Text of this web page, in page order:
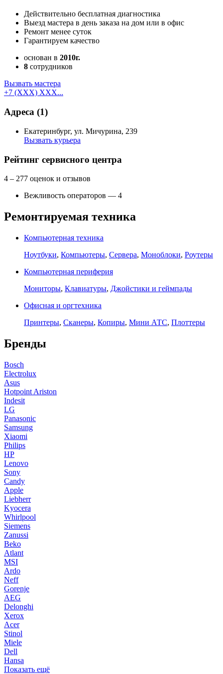
Действительно бесплатная диагностика
Выезд мастера в день заказа на дом или в офис
Ремонт менее суток
Гарантируем качество
основан в 2010г.
8 сотрудников
Вызвать мастера
+7 (XXX) XXX...
Адреса (1)
Екатеринбург, ул. Мичурина, 239
Вызвать курьера
Как добраться API Карт
Рейтинг сервисного центра
4 – 277 оценок и отзывов
Вежливость операторов — 4
Ремонтируемая техника
Компьютерная техника
Ноутбуки, Компьютеры, Сервера, Моноблоки, Роутеры
Компьютерная периферия
Мониторы, Клавиатуры, Джойстики и геймпады
Офисная и оргтехника
Принтеры, Сканеры, Копиры, Мини АТС, Плоттеры
Бренды
Bosch
Electrolux
Asus
Hotpoint Ariston
Indesit
LG
Panasonic
Samsung
Xiaomi
Philips
HP
Lenovo
Sony
Candy
Apple
Liebherr
Kyocera
Whirlpool
Siemens
Zanussi
Beko
Atlant
MSI
Ardo
Neff
Gorenje
AEG
Delonghi
Xerox
Acer
Stinol
Miele
Dell
Hansa
Показать ещё